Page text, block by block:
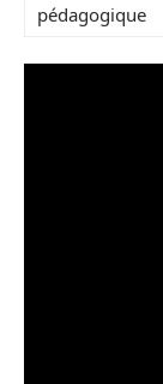
pédagogique